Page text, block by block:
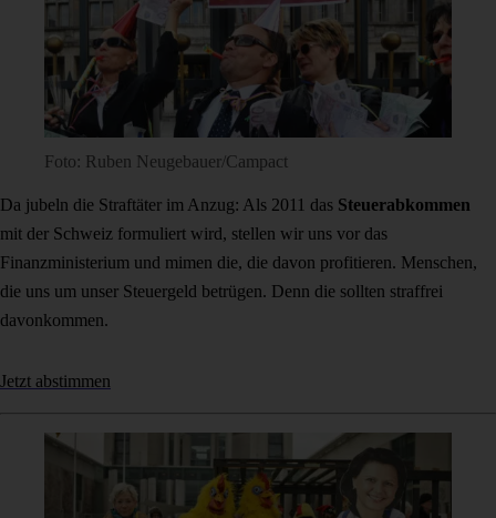
Foto: Ruben Neugebauer/Campact
Da jubeln die Straftäter im Anzug: Als 2011 das Steuerabkommen
mit der Schweiz formuliert wird, stellen wir uns vor das
Finanzministerium und mimen die, die davon profitieren. Menschen,
die uns um unser Steuergeld betrügen. Denn die sollten straffrei
davonkommen.
Jetzt abstimmen